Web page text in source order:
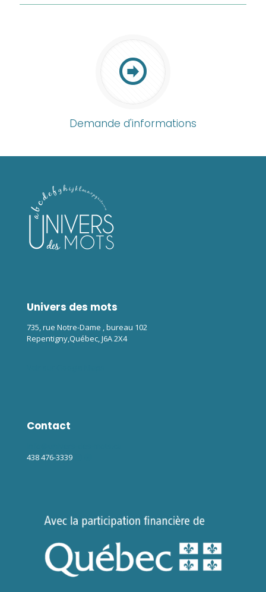
Demande d'informations
Univers des mots
735, rue Notre-Dame , bureau 102
Repentigny,Québec, J6A 2X4
Contact
438 476-3339